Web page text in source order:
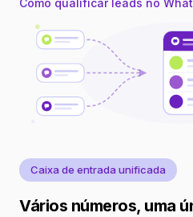
Como qualificar leads no
Caixa de entrada unificada
Vários números, uma